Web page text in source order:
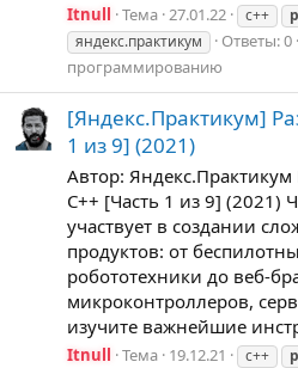
Itnull Тема 27.01.22 c++
яндекс.практикум
Ответы: 0
программированию
[Яндекс.Практикум]
1 из 9] (2021)
Автор:
C++ [Часть 1 из 9] (2021)
участвует в создании
продуктов: от
робототехники до веб-
микроконтроллеров,
изучите важнейшие
Itnull Тема 19.12.21 c++